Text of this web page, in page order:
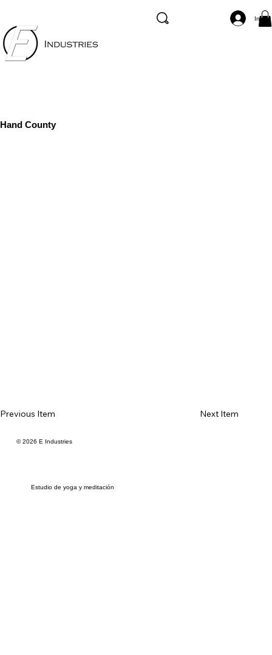
Hand County
Previous Item Next Item
Estudio de yoga y meditación
© 2026 E Industries